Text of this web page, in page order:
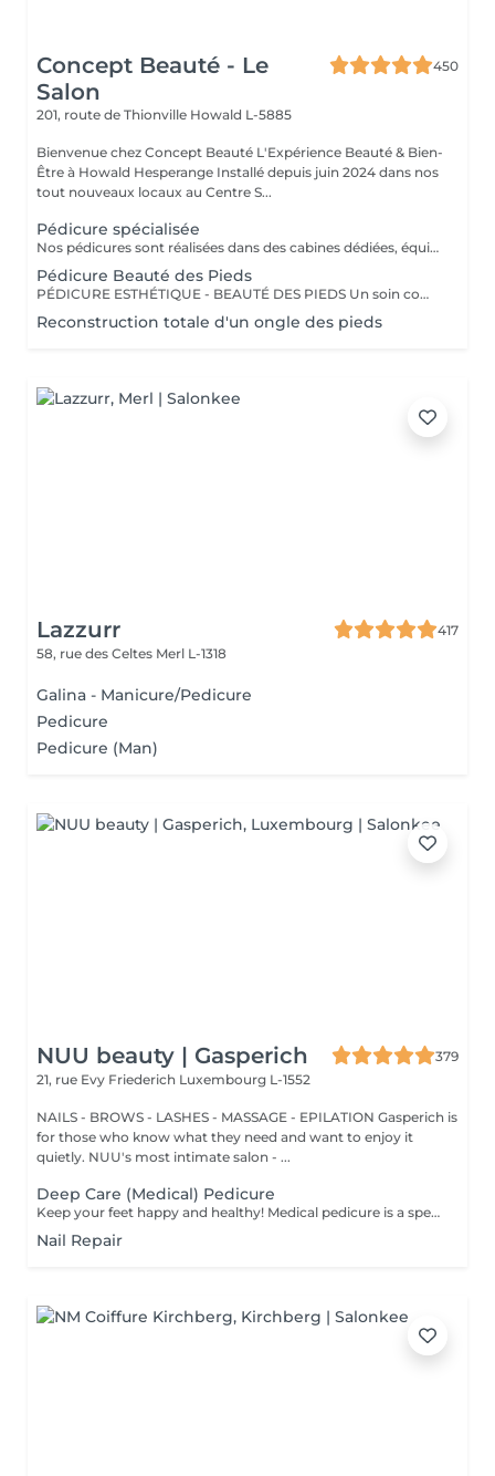
Concept Beauté - Le
Salon
450
201, route de Thionville Howald L-5885
Bienvenue chez Concept Beauté L'Expérience Beauté & Bien-
Être à Howald Hesperange Installé depuis juin 2024 dans nos
tout nouveaux locaux au Centre S...
Pédicure spécialisée
Nos pédicures sont réalisées dans des cabines dédiées, équipées de fauteuils Pedi Spa avec bain de pieds intégré, pour une expérience alliant détente et expertise. Nous utilisons les produits spécifiques de la toute nouvelle gamme pieds de ProNails, formulée pour nourrir, réparer et protéger vos pieds en profondeur. PÉDICURE COMPLÈTE L'Expertise d'un Soin Médicalisé Notre pédicure complète, idéale pour celles et ceux qui souhaitent un soin approfondi des pieds. Ce soin est recommandé en cas de callosités, cors, durillons ou ongles épaissis. Ce soin expert comprend : Soins des ongles et cuticules Traitement des callosités, cors et durillons Lissage et hydratation intense pour retrouver des pieds doux et confortables Massage relaxant et apaisant pour stimuler la circulation Selon vos envies, vous pouvez compléter votre pédicure avec : Pose vernis Longwear Pour une touche de couleur élégante Vernis semi-permanent Tenue parfaite Soin Spa Complet des Pieds Exfoliation, masque nourrissant et massage profond pour une détente absolue Offrez à vos pieds un soin sur-mesure, réalisé par nos professionnelles expertes ! Un soin idéal pour retrouver confort et légèreté, tout en préservant la santé de vos pieds !
Pédicure Beauté des Pieds
PÉDICURE ESTHÉTIQUE - BEAUTÉ DES PIEDS Un soin complet pour des pieds soignés et sublimés, idéal pour une mise en beauté régulière. Ce soin comprend : Limage et mise en forme des ongles Soins des cuticules et hydratation Exfoliation pour des pieds tout doux Pose de vernis classique ou semi-permanent (en option) Parfait pour garder des pieds élégants toute l'année ! Un soin idéal pour retrouver confort et légèreté, tout en préservant la santé de vos pieds ! OPTIONS À LA CARTE Personnalisez votre soin ! Selon vos envies, vous pouvez compléter votre pédicure avec : Pose de vernis Longwear Pour une touche de couleur élégante Vernis semi-permanent Tenue parfaite jusqu'à 3 semaines Soin Spa Complet des Pieds Exfoliation, masque nourrissant et massage profond pour une détente absolue Profitez d'un véritable rituel de soins des pieds dans un cadre relaxant et confortable, grâce à nos fauteuils Pedi Spa et aux produits de pointe de ProNails !
Reconstruction totale d'un ongle des pieds
Lazzurr
417
58, rue des Celtes Merl L-1318
Galina - Manicure/Pedicure
Pedicure
Pedicure (Man)
NUU beauty | Gasperich
379
21, rue Evy Friederich Luxembourg L-1552
NAILS - BROWS - LASHES - MASSAGE - EPILATION Gasperich is
for those who know what they need and want to enjoy it
quietly. NUU's most intimate salon - ...
Deep Care (Medical) Pedicure
Keep your feet happy and healthy! Medical pedicure is a specialised form of feet treatment where a nail master eliminates such problems as calluses, cracks and deformed nails etc. How is pedicure medical done? - problem is identified - feet are disinfected and softened - calloused skin is removed - nail plate is treated - skin is treated - medical cream is applied Age restrictions: recommended to do from 16 years. Post procedure recommendations: professional home care is recommended after the procedure. Frequency: once in 3-4 weeks.
Nail Repair